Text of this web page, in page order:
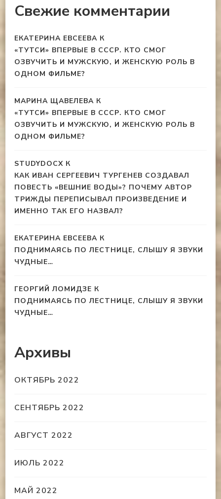
Свежие комментарии
ЕКАТЕРИНА ЕВСЕЕВА К
«ТУТСИ» ВПЕРВЫЕ В СССР. КТО СМОГ
ОЗВУЧИТЬ И МУЖСКУЮ, И ЖЕНСКУЮ РОЛЬ В
ОДНОМ ФИЛЬМЕ?
МАРИНА ЩАВЕЛЕВА К
«ТУТСИ» ВПЕРВЫЕ В СССР. КТО СМОГ
ОЗВУЧИТЬ И МУЖСКУЮ, И ЖЕНСКУЮ РОЛЬ В
ОДНОМ ФИЛЬМЕ?
STUDYDOCX К
КАК ИВАН СЕРГЕЕВИЧ ТУРГЕНЕВ СОЗДАВАЛ
ПОВЕСТЬ «ВЕШНИЕ ВОДЫ»? ПОЧЕМУ АВТОР
ТРИЖДЫ ПЕРЕПИСЫВАЛ ПРОИЗВЕДЕНИЕ И
ИМЕННО ТАК ЕГО НАЗВАЛ?
ЕКАТЕРИНА ЕВСЕЕВА К
ПОДНИМАЯСЬ ПО ЛЕСТНИЦЕ, СЛЫШУ Я ЗВУКИ
ЧУДНЫЕ…
ГЕОРГИЙ ЛОМИДЗЕ К
ПОДНИМАЯСЬ ПО ЛЕСТНИЦЕ, СЛЫШУ Я ЗВУКИ
ЧУДНЫЕ…
Архивы
ОКТЯБРЬ 2022
СЕНТЯБРЬ 2022
АВГУСТ 2022
ИЮЛЬ 2022
МАЙ 2022